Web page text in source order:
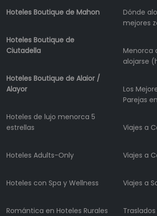
de
de
barcos
de
barcos
de
vehículos
Experiencias
movilidad
Deportivo
Hoteles Boutique de Mahon
Hoteles Boutique de
Ciutadella
Hoteles Boutique de Alaior /
Alayor
Hoteles de lujo menorca 5
estrellas
Hoteles Adults-Only
Hoteles con Spa y Wellness
Romántica en Hoteles Rurales
Dónde
mejores
Menorca
alojarse
Los
Parejas
Viajes a
Viajes a
Viajes a